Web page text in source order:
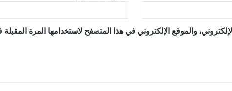
والموقع الإلكتروني في هذا المتصفح لاستخدامها المرة